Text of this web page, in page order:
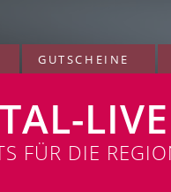
GUTSCHEINE
LIVE
FÜR DIE